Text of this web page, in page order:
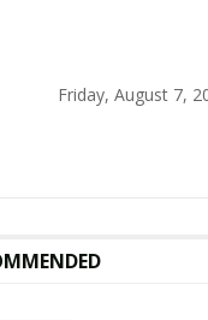
Friday, August 7,